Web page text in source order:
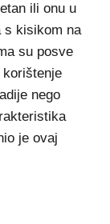
ili onu u
s kisikom na
su posve
nego
je ovaj